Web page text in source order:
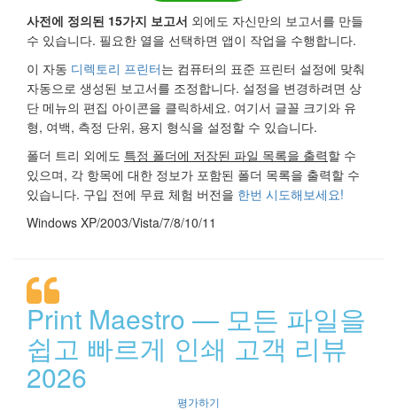
사전에 정의된 15가지 보고서 외에도 자신만의 보고서를 만들
수 있습니다. 필요한 열을 선택하면 앱이 작업을 수행합니다.
이 자동 디렉토리 프린터는 컴퓨터의 표준 프린터 설정에 맞춰
자동으로 생성된 보고서를 조정합니다. 설정을 변경하려면 상
단 메뉴의 편집 아이콘을 클릭하세요. 여기서 글꼴 크기와 유
형, 여백, 측정 단위, 용지 형식을 설정할 수 있습니다.
폴더 트리 외에도 특정 폴더에 저장된 파일 목록을 출력할 수
있으며, 각 항목에 대한 정보가 포함된 폴더 목록을 출력할 수
있습니다. 구입 전에 무료 체험 버전을 한번 시도해보세요!
Windows XP/2003/Vista/7/8/10/11
Print Maestro — 모든 파일을
쉽고 빠르게 인쇄 고객 리뷰
2026
평가하기